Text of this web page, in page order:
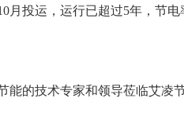
月投运，运行已超过5年，节
能的技术专家和领导莅临艾